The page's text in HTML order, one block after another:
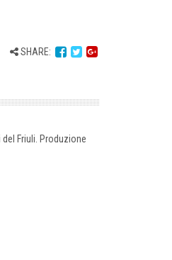
SHARE:
Friuli. Produzione